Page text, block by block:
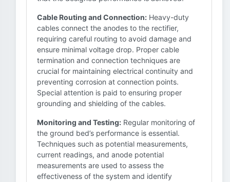
Cable Routing and Connection: Heavy-duty
cables connect the anodes to the rectifier,
requiring careful routing to avoid damage and
ensure minimal voltage drop. Proper cable
termination and connection techniques are
crucial for maintaining electrical continuity and
preventing corrosion at connection points.
Special attention is paid to ensuring proper
grounding and shielding of the cables.
Monitoring and Testing: Regular monitoring of
the ground bed’s performance is essential.
Techniques such as potential measurements,
current readings, and anode potential
measurements are used to assess the
effectiveness of the system and identify